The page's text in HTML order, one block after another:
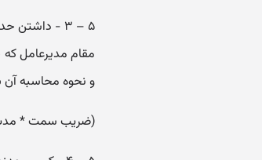
و نحوه محاسبه
(ضریب سمت * مدت